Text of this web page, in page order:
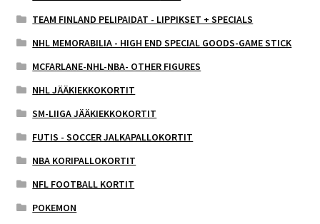
TEAM FINLAND PELIPAIDAT - LIPPIKSET + SPECIALS
NHL MEMORABILIA - HIGH END SPECIAL GOODS-GAME STICK
MCFARLANE-NHL-NBA- OTHER FIGURES
NHL JÄÄKIEKKOKORTIT
SM-LIIGA JÄÄKIEKKOKORTIT
FUTIS - SOCCER JALKAPALLOKORTIT
NBA KORIPALLOKORTIT
NFL FOOTBALL KORTIT
POKEMON